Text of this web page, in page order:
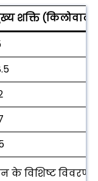
शक्ति (किलोवाट)
के विशिष्ट विवरण